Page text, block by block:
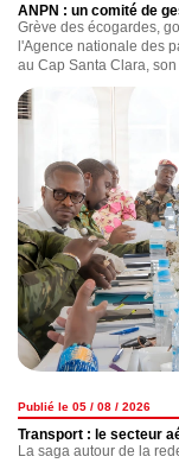
ANPN : un comité de
Grève des écogardes,
l'Agence nationale des
au Cap Santa Clara,
de ses principaux
dossiers, cette session
de l'Agence. Suffira-t-
Publié le 05 / 08 / 2026
Transport : le secteur
La saga autour de la